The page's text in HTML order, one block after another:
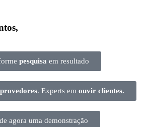
pesquisa em resultado
provedores. Experts em ouvir clientes.
agora uma demonstração